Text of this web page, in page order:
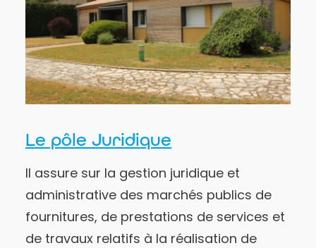
Le pôle Juridique
Il assure sur la gestion juridique et
administrative des marchés publics de
fournitures, de prestations de services et
de travaux relatifs à la réalisation de